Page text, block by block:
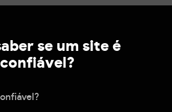
se um site é
confiável?